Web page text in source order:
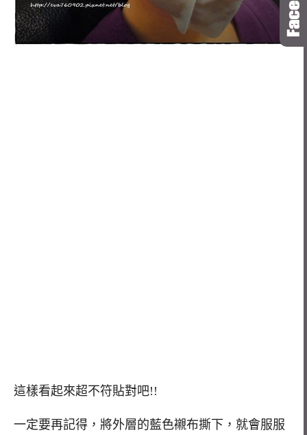
這樣看起來超不符貼對吧!!
一定要再記得，將外層的藍色襯布撕下，就會服服